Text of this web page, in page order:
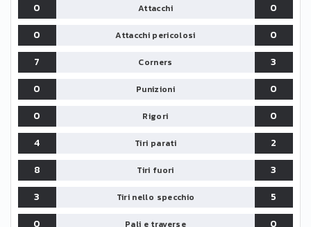
0
Attacchi
0
0
Attacchi pericolosi
0
7
Corners
3
0
Punizioni
0
0
Rigori
0
4
Tiri parati
2
8
Tiri fuori
3
3
Tiri nello specchio
5
0
Pali e traverse 0